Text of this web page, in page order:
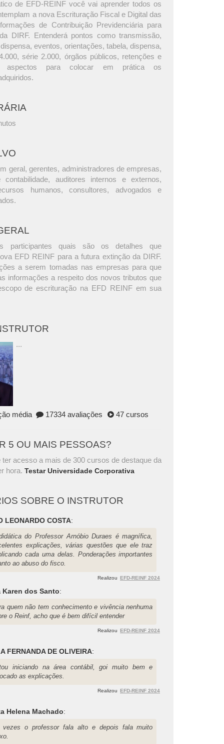
de EFD-REINF você vai aprender todos os
a nova Escrituração Fiscal e Digital das
de Contribuição Previdenciária para
DIRF. Entenderá pontos como transmissão,
eventos, orientações, tabela, dispensa,
série 2.000, órgãos públicos, retenções e
aspectos para colocar em prática os
geral, gerentes, administradores de empresas,
contabilidade, auditores internos e externos,
humanos, consultores, advogados e
participantes quais são os detalhes que
EFD REINF para a futura extinção da DIRF.
a serem tomadas nas empresas para que
informações a respeito dos novos tributos que
de escrituração na EFD REINF em sua
...
média 17334 avaliações 47 cursos
5 OU MAIS PESSOAS?
ter acesso a mais de 300 cursos de destaque da
hora.Testar Universidade Corporativa
SOBRE O INSTRUTOR
LEONARDO COSTA:
do Professor Arnóbio Duraes é magnífica,
explicações, várias questões que ele traz
cada uma delas. Ponderações importantes
ao abuso do fisco.
Realizou EFD-REINF 2024
Karen dos Santo:
quem não tem conhecimento e vivência nenhuma
o Reinf, acho que é bem difícil entender
Realizou EFD-REINF 2024
FERNANDA DE OLIVEIRA:
iniciando na área contábil, goi muito bem e
as explicações.
Realizou EFD-REINF 2024
Helena Machado:
vezes o professor fala alto e depois fala muito